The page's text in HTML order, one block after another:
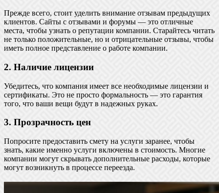
Прежде всего, стоит уделить внимание отзывам предыдущих
клиентов. Сайты с отзывами и форумы — это отличные
места, чтобы узнать о репутации компании. Старайтесь читать
не только положительные, но и отрицательные отзывы, чтобы
иметь полное представление о работе компании.
2. Наличие лицензии
Убедитесь, что компания имеет все необходимые лицензии и
сертификаты. Это не просто формальность — это гарантия
того, что ваши вещи будут в надежных руках.
3. Прозрачность цен
Попросите предоставить смету на услуги заранее, чтобы
знать, какие именно услуги включены в стоимость. Многие
компании могут скрывать дополнительные расходы, которые
могут возникнуть в процессе переезда.